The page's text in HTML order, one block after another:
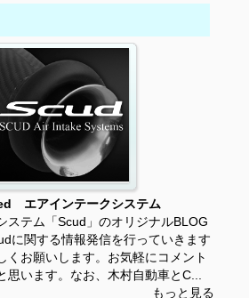
エアインテークシステム
ステム「Scud」のオリジナルBLOG
に関する情報発信を行っていきます
くお願いします。お気軽にコメント
思います。なお、木村自動車とC...
もっと見る